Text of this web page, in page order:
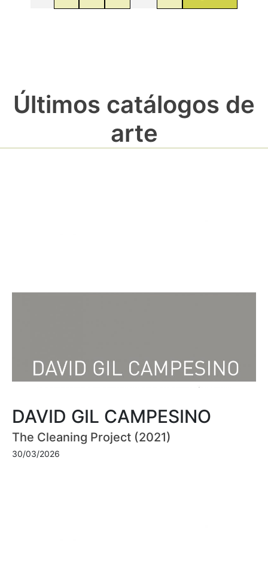
Últimos catálogos de
arte
DAVID GIL CAMPESINO
The Cleaning Project (2021)
30/03/2026